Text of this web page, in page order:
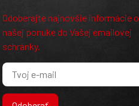
Odoberajte najnovšie informácie o
našej ponuke do Vašej emailovej
schránky.